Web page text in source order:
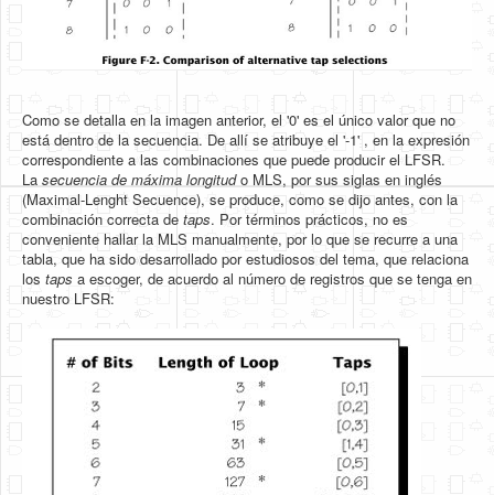
Como se detalla en la imagen anterior, el '0' es el único valor que no
está dentro de la secuencia. De allí se atribuye el '-1' , en la expresión
correspondiente a las combinaciones que puede producir el LFSR.
La secuencia de máxima longitudo MLS, por sus siglas en inglés
(Maximal-Lenght Secuence), se produce, como se dijo antes, con la
combinación correcta de taps. Por términos prácticos, no es
conveniente hallar la MLS manualmente, por lo que se recurre a una
tabla, que ha sido desarrollado por estudiosos del tema, que relaciona
los taps a escoger, de acuerdo al número de registros que se tenga en
nuestro LFSR: